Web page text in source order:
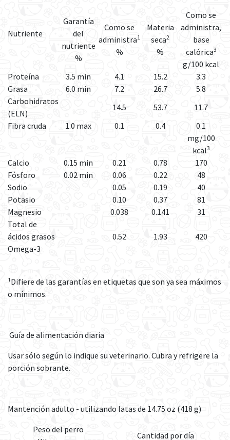
Nutriente
Garantía
del
nutriente
%
Como se
administra1
%
Materia
seca2
%
Como se
administra,
base
calórica3
g/100 kcal
Proteína
3.5 min 4.1 15.2
3.3
Grasa
6.0 min 7.2 26.7
5.8
Carbohidratos
(ELN)
14.5 53.7
11.7
Fibra cruda
1.0 max 0.1 0.4
0.1
mg/100
kcal3
Calcio 0.15 min 0.21 0.78
170
Fósforo
0.02 min 0.06 0.22
48
Sodio
0.05 0.19
40
Potasio
0.10 0.37
81
Magnesio
0.038 0.141
31
Total de
ácidos grasos
Omega-3
0.52 1.93 420
¹Difiere de las garantías en etiquetas que son ya sea máximos
o mínimos.
Guía de alimentación diaria
Usar sólo según lo indique su veterinario. Cubra y refrigere la
porción sobrante.
Mantención adulto - utilizando latas de 14.75 oz (418 g)
Peso del perro
Cantidad por día